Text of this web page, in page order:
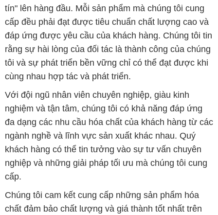
tín" lên hàng đầu. Mỗi sản phẩm mà chúng tôi cung
cấp đều phải đạt được tiêu chuẩn chất lượng cao và
đáp ứng được yêu cầu của khách hàng. Chúng tôi tin
rằng sự hài lòng của đối tác là thành công của chúng
tôi và sự phát triển bền vững chỉ có thể đạt được khi
cùng nhau hợp tác và phát triển.
Với đội ngũ nhân viên chuyên nghiệp, giàu kinh
nghiệm và tận tâm, chúng tôi có khả năng đáp ứng
đa dạng các nhu cầu hóa chất của khách hàng từ các
ngành nghề và lĩnh vực sản xuất khác nhau. Quý
khách hàng có thể tin tưởng vào sự tư vấn chuyên
nghiệp và những giải pháp tối ưu mà chúng tôi cung
cấp.
Chúng tôi cam kết cung cấp những sản phẩm hóa
chất đảm bảo chất lượng và giá thành tốt nhất trên